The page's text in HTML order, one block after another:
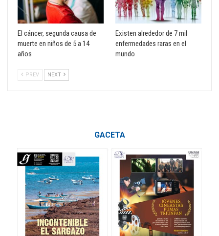
El cáncer, segunda causa de
muerte en niños de 5 a 14
años
Existen alrededor de 7 mil
enfermedades raras en el
mundo
PREV NEXT
GACETA